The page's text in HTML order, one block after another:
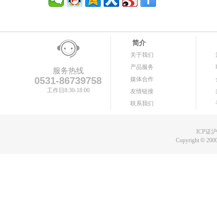
服务热线
0531-86739758
工作日8:30-18:00
简介
关于我们
产品服务
媒体合作
友情链接
联系我们
ICP证
Copyright©